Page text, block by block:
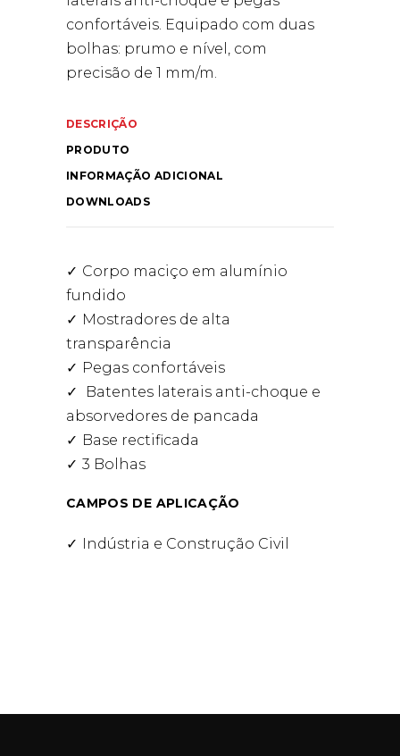
confortáveis. Equipado com duas
bolhas: prumo e nível, com
precisão de 1 mm/m.
DESCRIÇÃO
INFORMAÇÃO ADICIONAL
PRODUTO
DOWNLOADS
Corpo maciço em alumínio
fundido
Mostradores de alta
transparência
Pegas confortáveis
Batentes laterais anti-choque e
absorvedores de pancada
Base rectificada
3 Bolhas
CAMPOS DE APLICAÇÃO
Indústria e Construção Civil